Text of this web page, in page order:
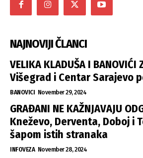
NAJNOVIJI ČLANCI
VELIKA KLADUŠA I BANOVIĆI
Višegrad i Centar Sarajevo
BANOVICI November 29, 2024
GRAĐANI NE KAŽNJAVAJU
Kneževo, Derventa, Doboj i
šapom istih stranaka
INFOVEZA November 28, 2024